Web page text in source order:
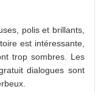
polis et brillants,
est intéressante,
trop sombres. Les
dialogues sont